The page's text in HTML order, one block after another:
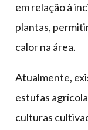
em relação à
plantas,
calor na área.
Atualmente,
estufas
culturas